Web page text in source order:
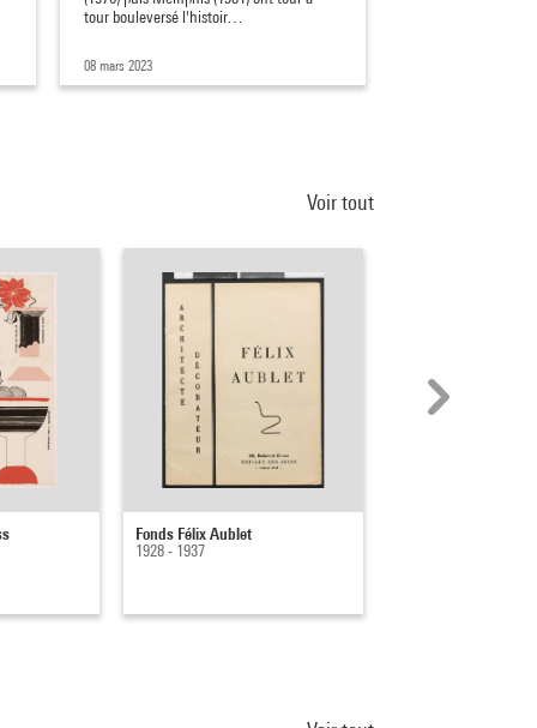
tour bouleversé l'histoir…
08 mars 2023
Voir tout
Fonds Félix Aublet
1928 - 1937